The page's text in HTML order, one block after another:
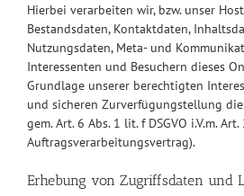
Hierbei verarbeiten wir, bzw. unser
Bestandsdaten, Kontaktdaten,
Nutzungsdaten, Meta- und
Interessenten und Besuchern dieses
Grundlage unserer berechtigten
und sicheren Zurverfügungstellung
gem. Art. 6 Abs. 1 lit. f DSGVO i.V.m.
Auftragsverarbeitungsvertrag).
Erhebung von Zugriffsdaten und